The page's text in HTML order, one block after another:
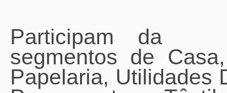
Participam da
segmentos de
Papelaria, Utilidades